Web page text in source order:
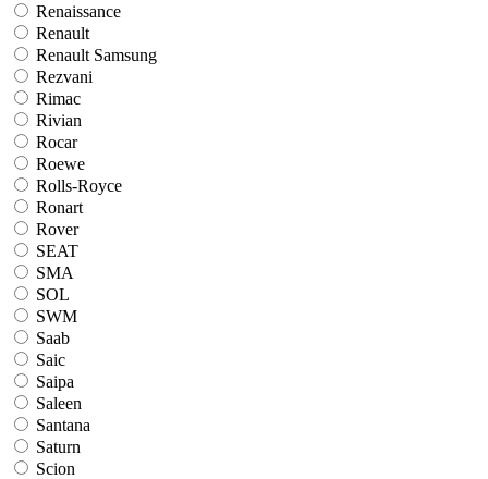
Renaissance
Renault
Renault Samsung
Rezvani
Rimac
Rivian
Rocar
Roewe
Rolls-Royce
Ronart
Rover
SEAT
SMA
SOL
SWM
Saab
Saic
Saipa
Saleen
Santana
Saturn
Scion